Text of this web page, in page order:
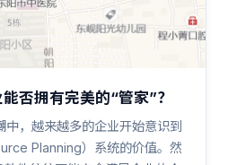
否拥有完美的“管家”？
中，越来越多的企业开始意识到
Planning）系统的价值。然